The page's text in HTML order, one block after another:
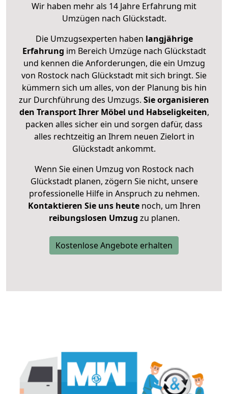
Wir haben mehr als 14 Jahre Erfahrung mit
Umzügen nach Glückstadt.
Die Umzugsexperten haben langjährige
Erfahrung im Bereich Umzüge nach Glückstadt
und kennen die Anforderungen, die ein Umzug
von Rostock nach Glückstadt mit sich bringt. Sie
kümmern sich um alles, von der Planung bis hin
zur Durchführung des Umzugs. Sie organisieren
den Transport Ihrer Möbel und Habseligkeiten,
packen alles sicher ein und sorgen dafür, dass
alles rechtzeitig an Ihrem neuen Zielort in
Glückstadt ankommt.
Wenn Sie einen Umzug von Rostock nach
Glückstadt planen, zögern Sie nicht, unsere
professionelle Hilfe in Anspruch zu nehmen.
Kontaktieren Sie uns heutenoch, um Ihren
reibungslosen Umzug zu planen.
Kostenlose Angebote erhalten